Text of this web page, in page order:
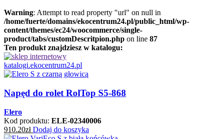
Warning: Attempt to read property "url" on null in
/home/fuerte/domains/ekocentrum24.pl/public_html/wp-
content/themes/ec24/woocommerce/single-
product/tabs/customDescritpion.php on line 87
Ten produkt znajdziesz w katalogu:
katalogi.ekocentrum24.pl
Napęd do rolet RolTop S5-868
Elero
Kod produktu: ELE-02340006
910.20zł Dodaj do koszyka